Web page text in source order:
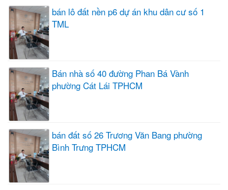
bán lô đất nền p6 dự án khu dân cư số 1
TML
Bán nhà số 40 đường Phan Bá Vành
phường Cát Lái TPHCM
bán đất số 26 Trương Văn Bang phường
Bình Trưng TPHCM